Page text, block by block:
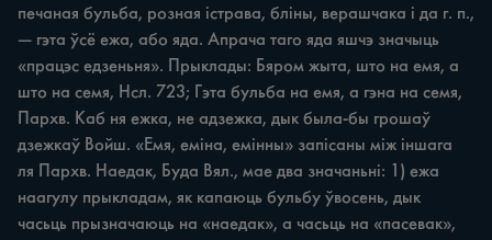
печаная бульба, розная істрава, бліны, верашчака і да г. п.,
— гэта ўсё ежа, або яда. Апрача таго яда яшчэ значыць
«працэс едзеньня». Прыклады: Бяром жыта, што на емя, а
што на семя, Нсл. 723; Гэта бульба на емя, а гэна на семя,
Пархв. Каб ня ежка, не адзежка, дык была-бы грошаў
дзежкаў Войш. «Емя, еміна, емінны» запісаны між іншага
ля Пархв. Наедак, Буда Вял., мае два значаньні: 1) ежа
наагулу прыкладам, як капаюць бульбу ўвосень, дык
часьць прызначаюць на «наедак», а часьць на «пасевак»,